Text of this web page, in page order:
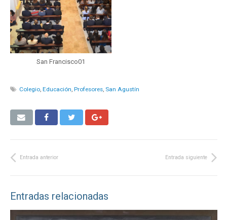
San Francisco01
Colegio,Educación,Profesores, San Agustín
Entrada anterior Entrada siguiente
Entradas relacionadas